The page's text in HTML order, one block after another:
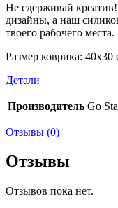
Не сдерживай
дизайны, а наш
твоего рабочего места.
Размер коврика: 40х30
Детали
Производитель Go
Отзывы (0)
Отзывы
Отзывов пока нет.